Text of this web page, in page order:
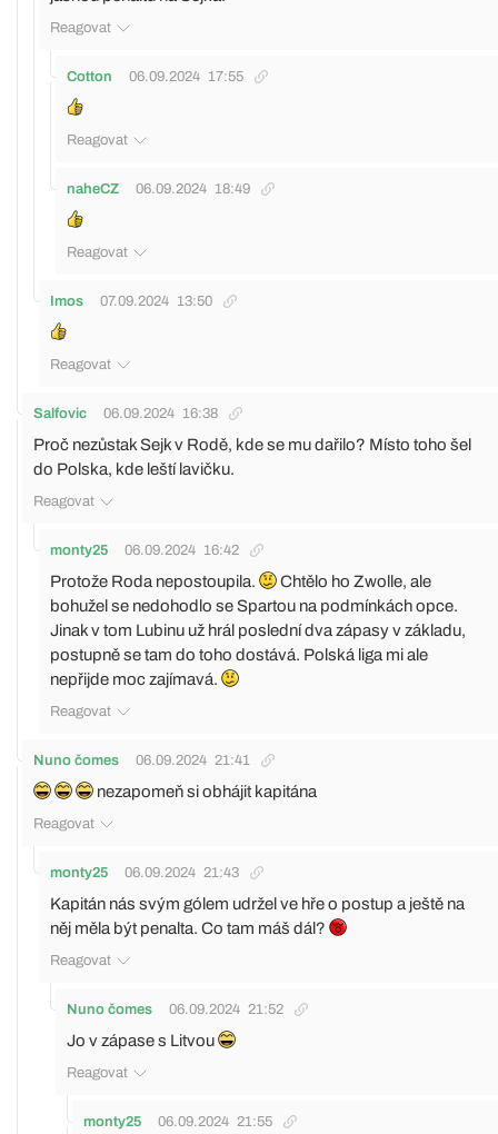
Reagovat
Cotton 06.09.2024 17:55
Reagovat
naheCZ 06.09.2024 18:49
Reagovat
Imos 07.09.2024 13:50
Reagovat
Salfovic 06.09.2024 16:38
Proč nezůstak Sejk v Rodě, kde se mu dařilo? Místo toho šel
do Polska, kde leští lavičku.
Reagovat
monty25 06.09.2024 16:42
Protože Roda nepostoupila.
Chtělo ho Zwolle, ale
bohužel se nedohodlo se Spartou na podmínkách opce.
Jinak v tom Lubinu už hrál poslední dva zápasy v základu,
postupně se tam do toho dostává. Polská liga mi ale
nepřijde moc zajímavá.
Reagovat
Nuno čomes 06.09.2024 21:41
nezapomeň si obhájit kapitána
Reagovat
monty25 06.09.2024 21:43
Kapitán nás svým gólem udržel ve hře o postup a ještě na
něj měla být penalta. Co tam máš dál?
Reagovat
Nuno čomes 06.09.2024 21:52
Jo v zápase s Litvou
Reagovat
monty25 06.09.2024 21:55